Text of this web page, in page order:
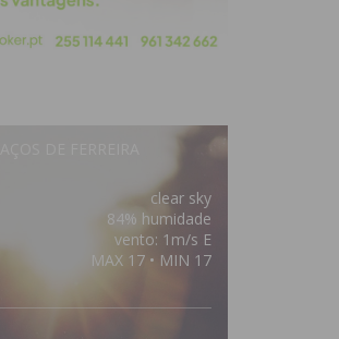
clear sky
84% humidade
vento: 1m/s E
MAX 17 • MIN 17